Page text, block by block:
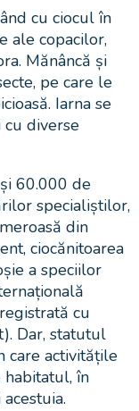
cu ciocul în
ale copacilor,
Mănâncă și
pe care le
Iarna se
diverse
60.000 de
specialiștilor,
din
ciocănitoarea
a speciilor
cu
Dar, statutul
care activitățile
habitatul, în